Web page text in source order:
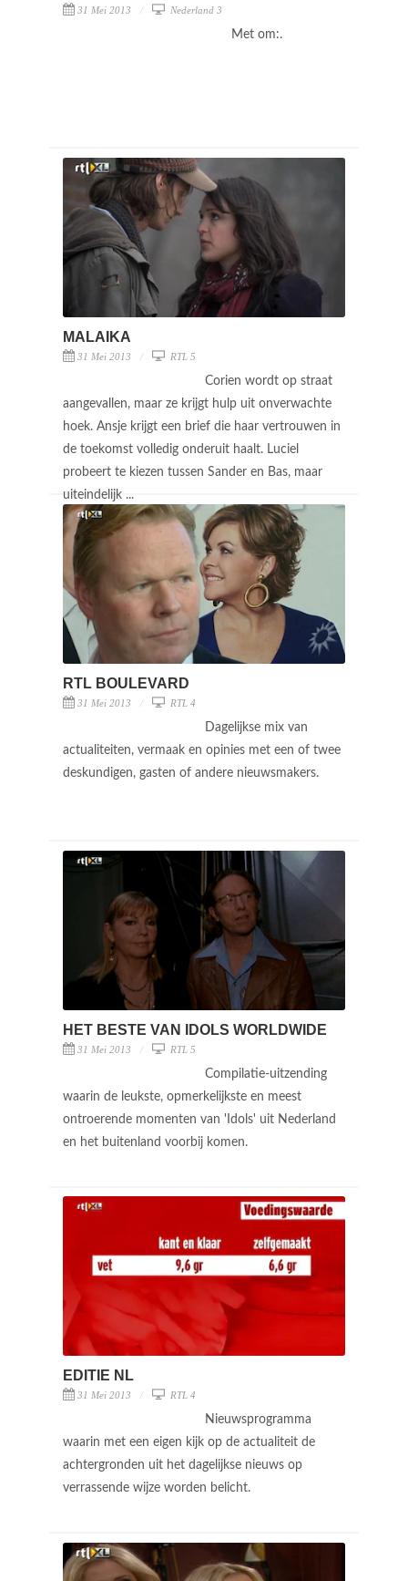
31 Mei 2013 Nederland 3
Met om:.
MALAIKA
31 Mei 2013 RTL 5
Corien wordt op straat
aangevallen, maar ze krijgt hulp uit onverwachte
hoek. Ansje krijgt een brief die haar vertrouwen in
de toekomst volledig onderuit haalt. Luciel
probeert te kiezen tussen Sander en Bas, maar
uiteindelijk ...
RTL BOULEVARD
31 Mei 2013 RTL 4
Dagelijkse mix van
actualiteiten, vermaak en opinies met een of twee
deskundigen, gasten of andere nieuwsmakers.
HET BESTE VAN IDOLS WORLDWIDE
31 Mei 2013 RTL 5
Compilatie-uitzending
waarin de leukste, opmerkelijkste en meest
ontroerende momenten van 'Idols' uit Nederland
en het buitenland voorbij komen.
EDITIE NL
31 Mei 2013 RTL 4
Nieuwsprogramma
waarin met een eigen kijk op de actualiteit de
achtergronden uit het dagelijkse nieuws op
verrassende wijze worden belicht.